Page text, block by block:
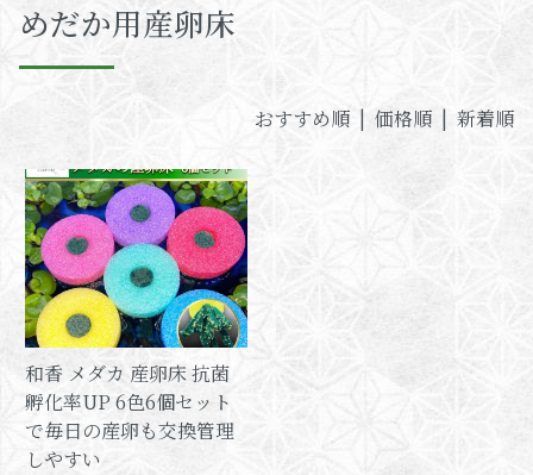
めだか用産卵床
おすすめ順 | 価格順| 新着順
和香 メダカ 産卵床 抗菌
孵化率UP 6色6個セット
で毎日の産卵も交換管理
しやすい